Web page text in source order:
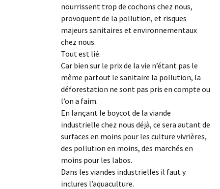
nourrissent trop de cochons chez nous,
provoquent de la pollution, et risques
majeurs sanitaires et environnementaux
chez nous.
Tout est lié.
Car bien sur le prix de la vie n’étant pas le
même partout le sanitaire la pollution, la
déforestation ne sont pas pris en compte ou
l’on a faim.
En lançant le boycot de la viande
industrielle chez nous déjà, ce sera autant de
surfaces en moins pour les culture vivrières,
des pollution en moins, des marchés en
moins pour les labos.
Dans les viandes industrielles il faut y
inclures l’aquaculture.